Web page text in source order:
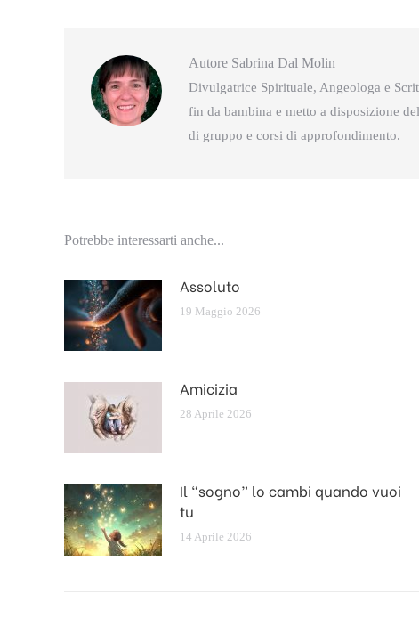
Autore Sabrina Dal Molin
Divulgatrice Spirituale, Angeologa e
fin da bambina e metto a disposizione
di gruppo e corsi di approfondimento.
Potrebbe interessarti anche...
Assoluto
19 Maggio 2026
Amicizia
28 Aprile 2026
Il “sogno” lo cambi quando vuoi
tu
14 Aprile 2026